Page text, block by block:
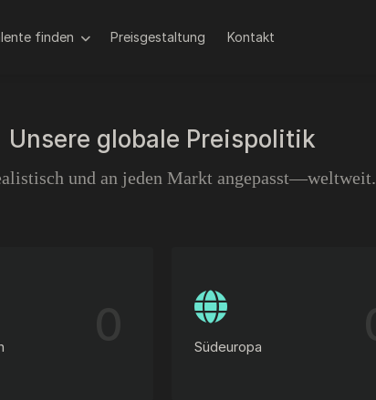
finden Preisgestaltung Kontakt
Unsere globale Preispolitik
und an jeden Markt angepasst—weltweit.
Südeuropa